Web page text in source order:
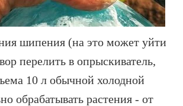
шипения (на это может уйти
перелить в опрыскиватель,
10 л обычной холодной
обрабатывать растения - от